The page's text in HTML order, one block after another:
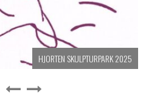
HJORTEN SKULPTURPARK 2025